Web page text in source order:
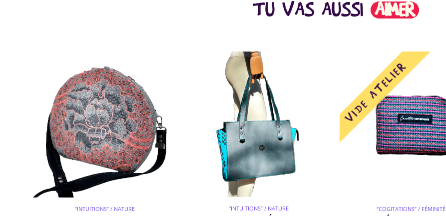
TU VAS AUSSI AIMER
“INTUITIONS” / NATURE “INTUITIONS” / NATURE “COGITATIONS” /